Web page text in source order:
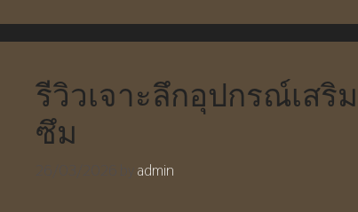
รีวิวเจาะลึกอุปกรณ์เสริ
ซึม
by admin